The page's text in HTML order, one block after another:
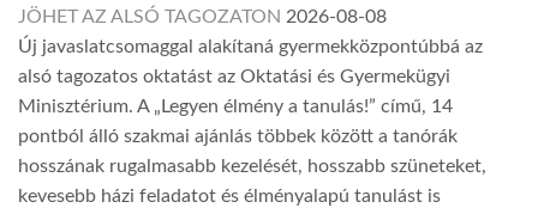
JÖHET AZ ALSÓ TAGOZATON 2026-08-08
Új javaslatcsomaggal alakítaná gyermekközpontúbbá az
alsó tagozatos oktatást az Oktatási és Gyermekügyi
Minisztérium. A „Legyen élmény a tanulás!” című, 14
pontból álló szakmai ajánlás többek között a tanórák
hosszának rugalmasabb kezelését, hosszabb szüneteket,
kevesebb házi feladatot és élményalapú tanulást is